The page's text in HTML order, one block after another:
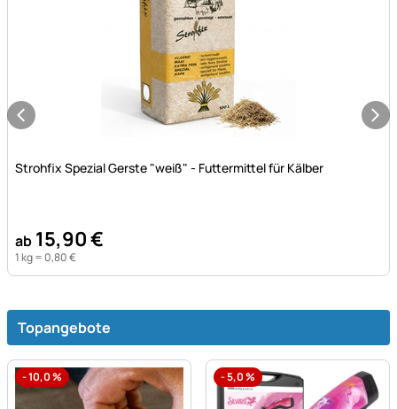
Strohfix Spezial Gerste "weiß" - Futtermittel für Kälber
ab 15,90€
1 kg = 0,80€
Topangebote
-10,0% -5,0%